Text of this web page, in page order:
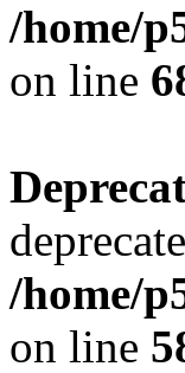
/home/
on line
/home/
on line